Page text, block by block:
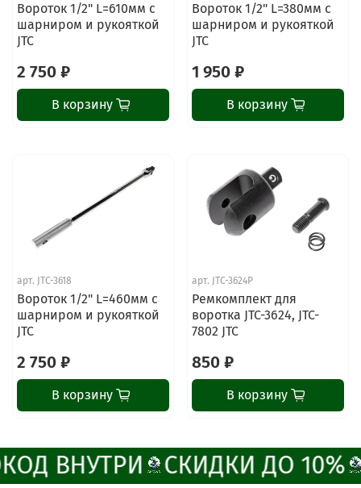
Вороток 1/2" L=610мм с
шарниром и рукояткой
JTC
2 750 ₽
В корзину
Вороток 1/2" L=380мм с
шарниром и рукояткой
JTC
1 950 ₽
В корзину
арт. JTC-3618
Вороток 1/2" L=460мм с
шарниром и рукояткой
JTC
2 750 ₽
В корзину
арт. JTC-3624P
Ремкомплект для
воротка JTC-3624, JTC-
7802 JTC
850 ₽
В корзину
ВНУТРИ СКИДКИ ДО 10%
ChatApp
online
Свяжитесь с нами через любой удобный
мессенджер!
Написать менеджеру в MAX
Отдел продаж и сервис
Позвонить